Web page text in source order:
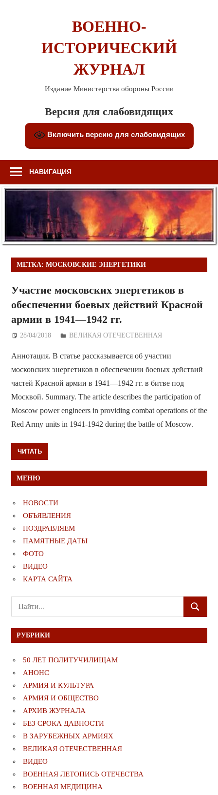
ВОЕННО-
ИСТОРИЧЕСКИЙ
ЖУРНАЛ
Издание Министерства обороны России
Версия для слабовидящих
Включить версию для слабовидящих
НАВИГАЦИЯ
МЕТКА: МОСКОВСКИЕ ЭНЕРГЕТИКИ
Участие московских энергетиков в
обеспечении боевых действий Красной
армии в 1941—1942 гг.
28/04/2018 Дежурный по Редакции
ВЕЛИКАЯ ОТЕЧЕСТВЕННАЯ
Аннотация. В статье рассказывается об участии
московских энергетиков в обеспечении боевых действий
частей Красной армии в 1941—1942 гг. в битве под
Москвой. Summary. The article describes the participation of
Moscow power engineers in providing combat operations of the
Red Army units in 1941-1942 during the battle of Moscow.
ЧИТАТЬ
МЕНЮ
НОВОСТИ
ОБЪЯВЛЕНИЯ
ПОЗДРАВЛЯЕМ
ПАМЯТНЫЕ ДАТЫ
ФОТО
ВИДЕО
КАРТА САЙТА
Поиск
для:
ПОИСК
РУБРИКИ
50 ЛЕТ ПОЛИТУЧИЛИЩАМ
АНОНС
АРМИЯ И КУЛЬТУРА
АРМИЯ И ОБЩЕСТВО
АРХИВ ЖУРНАЛА
БЕЗ СРОКА ДАВНОСТИ
В ЗАРУБЕЖНЫХ АРМИЯХ
ВЕЛИКАЯ ОТЕЧЕСТВЕННАЯ
ВИДЕО
ВОЕННАЯ ЛЕТОПИСЬ ОТЕЧЕСТВА
ВОЕННАЯ МЕДИЦИНА